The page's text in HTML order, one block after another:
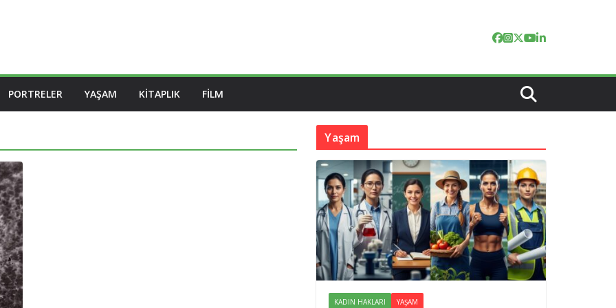
PORTRELER YAŞAM KITAPLIK FILM
Yaşam
KADIN HAKLARI YAŞAM